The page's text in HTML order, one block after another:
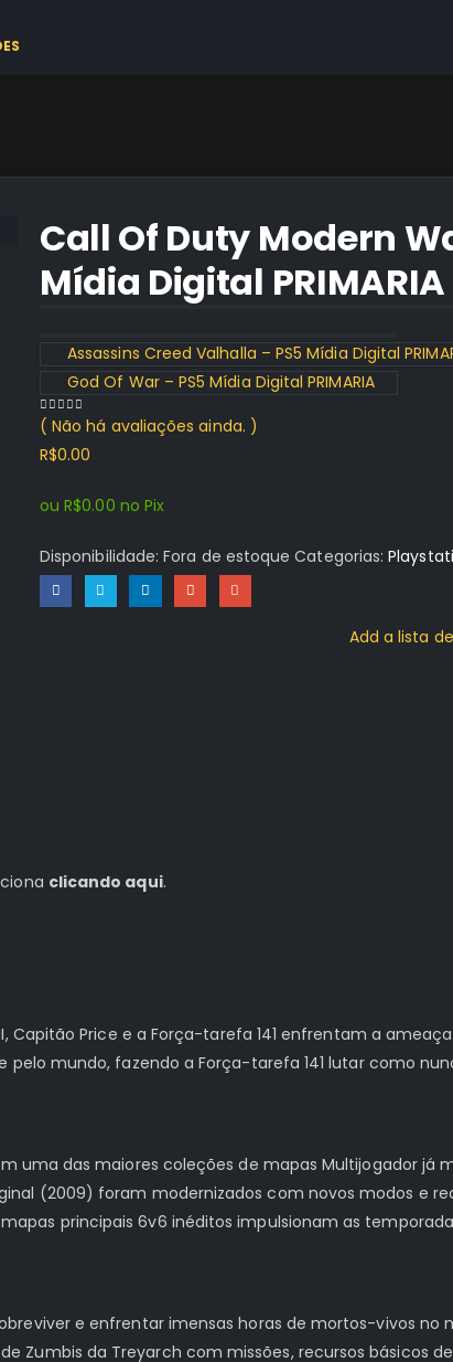
Call Of Duty Modern
Mídia Digital PRIMARIA
Assassins Creed Valhalla – PS5 Mídia Digital
God Of War – PS5 Mídia Digital PRIMARIA
0 out of 5
( Não há avaliações ainda. )
R$0.00
ou R$0.00 no Pix
Disponibilidade:Fora de estoque Categorias:
Add a lista
clicando aqui.
Capitão Price e a Força-tarefa 141 enfrentam a
mundo, fazendo a Força-tarefa 141 lutar como
uma das maiores coleções de mapas Multijogador já
(2009) foram modernizados com novos modos e
principais 6v6 inéditos impulsionam as
e enfrentar imensas horas de mortos-vivos no
Zumbis da Treyarch com missões, recursos básicos